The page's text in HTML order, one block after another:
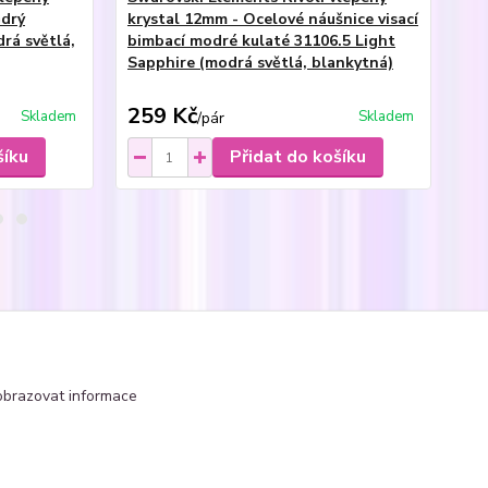
světlá,
Skladem
krystal 12mm - Ocelové náušnice visací
bimbací modré kulaté 31106.5 Light
Sapphire (modrá světlá, blankytná)
259 Kč/pár Skladem
Přidat do košíku
- kulaté Rivoli
informace